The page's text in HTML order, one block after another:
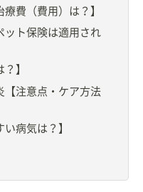
会長
会
学研究所
JAMLAS） 理事
ト飼育支援獣医師ネットワ
評議員
祉協会
費（費用）は？】
ット保険は適用され
】
【注意点・ケア方法
病気は？】